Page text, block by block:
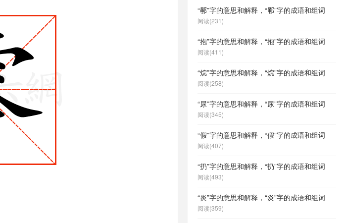
“𫑡”字的意思和解释，“𫑡”字的成语和组词
阅读(231)
“抱”字的意思和解释，“抱”字的成语和组词
阅读(411)
“烷”字的意思和解释，“烷”字的成语和组词
阅读(258)
“尿”字的意思和解释，“尿”字的成语和组词
阅读(345)
“假”字的意思和解释，“假”字的成语和组词
阅读(407)
“扔”字的意思和解释，“扔”字的成语和组词
阅读(493)
“炎”字的意思和解释，“炎”字的成语和组词
阅读(359)